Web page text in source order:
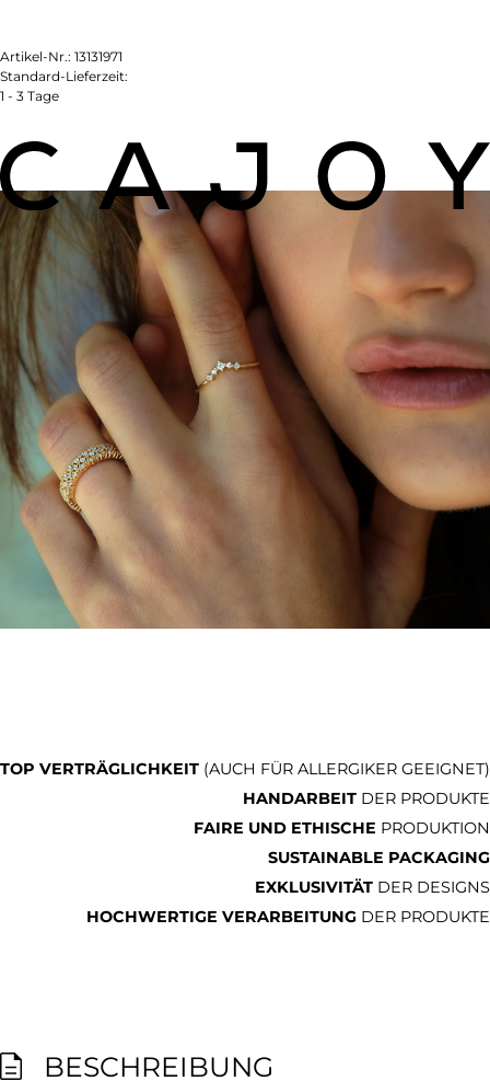
Artikel-Nr.: 13131971
Standard-Lieferzeit:
1 - 3 Tage
TOP VERTRÄGLICHKEIT (AUCH FÜR ALLERGIKER GEEIGNET)
HANDARBEIT DER PRODUKTE
FAIRE UND ETHISCHE PRODUKTION
SUSTAINABLE PACKAGING
EXKLUSIVITÄT DER DESIGNS
HOCHWERTIGE VERARBEITUNG DER PRODUKTE
BESCHREIBUNG